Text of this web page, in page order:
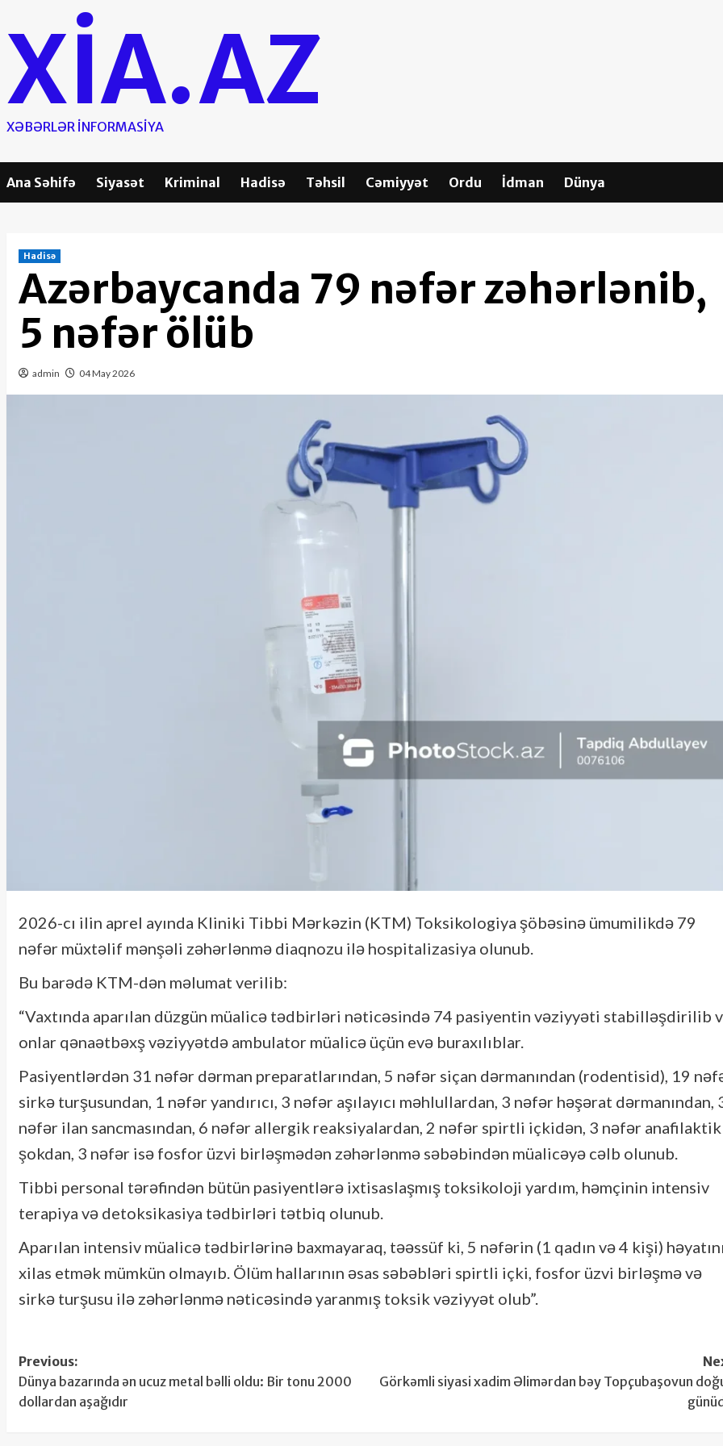
content
XIA.AZ
XƏBƏRLƏR INFORMASIYA
Ana Səhifə Siyasət Kriminal Hadisə Təhsil Cəmiyyət Ordu İdman Dünya
Hadisə
Azərbaycanda 79 nəfər zəhərlənib,
5 nəfər ölüb
admin 04 May 2026
2026-cı ilin aprel ayında Kliniki Tibbi Mərkəzin (KTM) Toksikologiya şöbəsinə ümumilikdə 79
nəfər müxtəlif mənşəli zəhərlənmə diaqnozu ilə hospitalizasiya olunub.
Bu barədə KTM-dən məlumat verilib:
“Vaxtında aparılan düzgün müalicə tədbirləri nəticəsində 74 pasiyentin vəziyyəti stabilləşdirilib
onlar qənaətbəxş vəziyyətdə ambulator müalicə üçün evə buraxılıblar.
Pasiyentlərdən 31 nəfər dərman preparatlarından, 5 nəfər siçan dərmanından (rodentisid), 19
sirkə turşusundan, 1 nəfər yandırıcı, 3 nəfər aşılayıcı məhlullardan, 3 nəfər həşərat dərmanından,
nəfər ilan sancmasından, 6 nəfər allergik reaksiyalardan, 2 nəfər spirtli içkidən, 3 nəfər anafilaktik
şokdan, 3 nəfər isə fosfor üzvi birləşmədən zəhərlənmə səbəbindən müalicəyə cəlb olunub.
Tibbi personal tərəfindən bütün pasiyentlərə ixtisaslaşmış toksikoloji yardım, həmçinin intensiv
terapiya və detoksikasiya tədbirləri tətbiq olunub.
Aparılan intensiv müalicə tədbirlərinə baxmayaraq, təəssüf ki, 5 nəfərin (1 qadın və 4 kişi) həyatını
xilas etmək mümkün olmayıb. Ölüm hallarının əsas səbəbləri spirtli içki, fosfor üzvi birləşmə və
sirkə turşusu ilə zəhərlənmə nəticəsində yaranmış toksik vəziyyət olub”.
Post
navigation
Previous:
Dünya bazarında ən ucuz metal bəlli oldu: Bir tonu 2000
dollardan aşağıdır
Görkəmli siyasi xadim Əlimərdan bəy Topçubaşovun